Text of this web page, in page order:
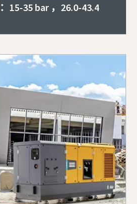
15-35 bar ，26.0-43.4